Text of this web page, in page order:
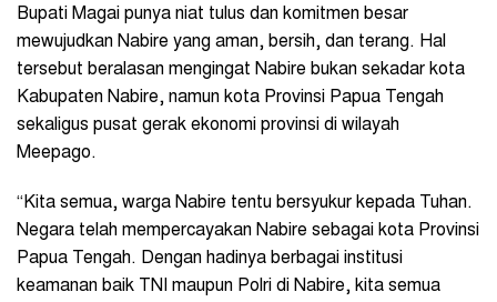
Bupati Magai punya niat tulus dan komitmen besar
mewujudkan Nabire yang aman, bersih, dan terang. Hal
tersebut beralasan mengingat Nabire bukan sekadar kota
Kabupaten Nabire, namun kota Provinsi Papua Tengah
sekaligus pusat gerak ekonomi provinsi di wilayah
Meepago.
“Kita semua, warga Nabire tentu bersyukur kepada Tuhan.
Negara telah mempercayakan Nabire sebagai kota Provinsi
Papua Tengah. Dengan hadinya berbagai institusi
keamanan baik TNI maupun Polri di Nabire, kita semua